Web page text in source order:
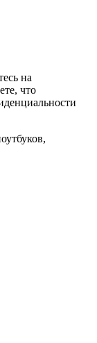
на
что